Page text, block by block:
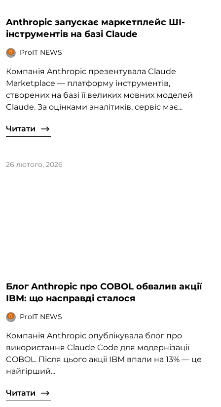
Anthropic запускає маркетплейс ШІ-
інструментів на базі Claude
ProIT NEWS
Компанія Anthropic презентувала Claude
Marketplace — платформу інструментів,
створених на базі її великих мовних моделей
Claude. За оцінками аналітиків, сервіс має...
Читати
26 лютого, 2026
Блог Anthropic про COBOL обвалив акції
IBM: що насправді сталося
ProIT NEWS
Компанія Anthropic опублікувала блог про
використання Claude Code для модернізації
COBOL. Після цього акції IBM впали на 13% — це
найгірший...
Читати